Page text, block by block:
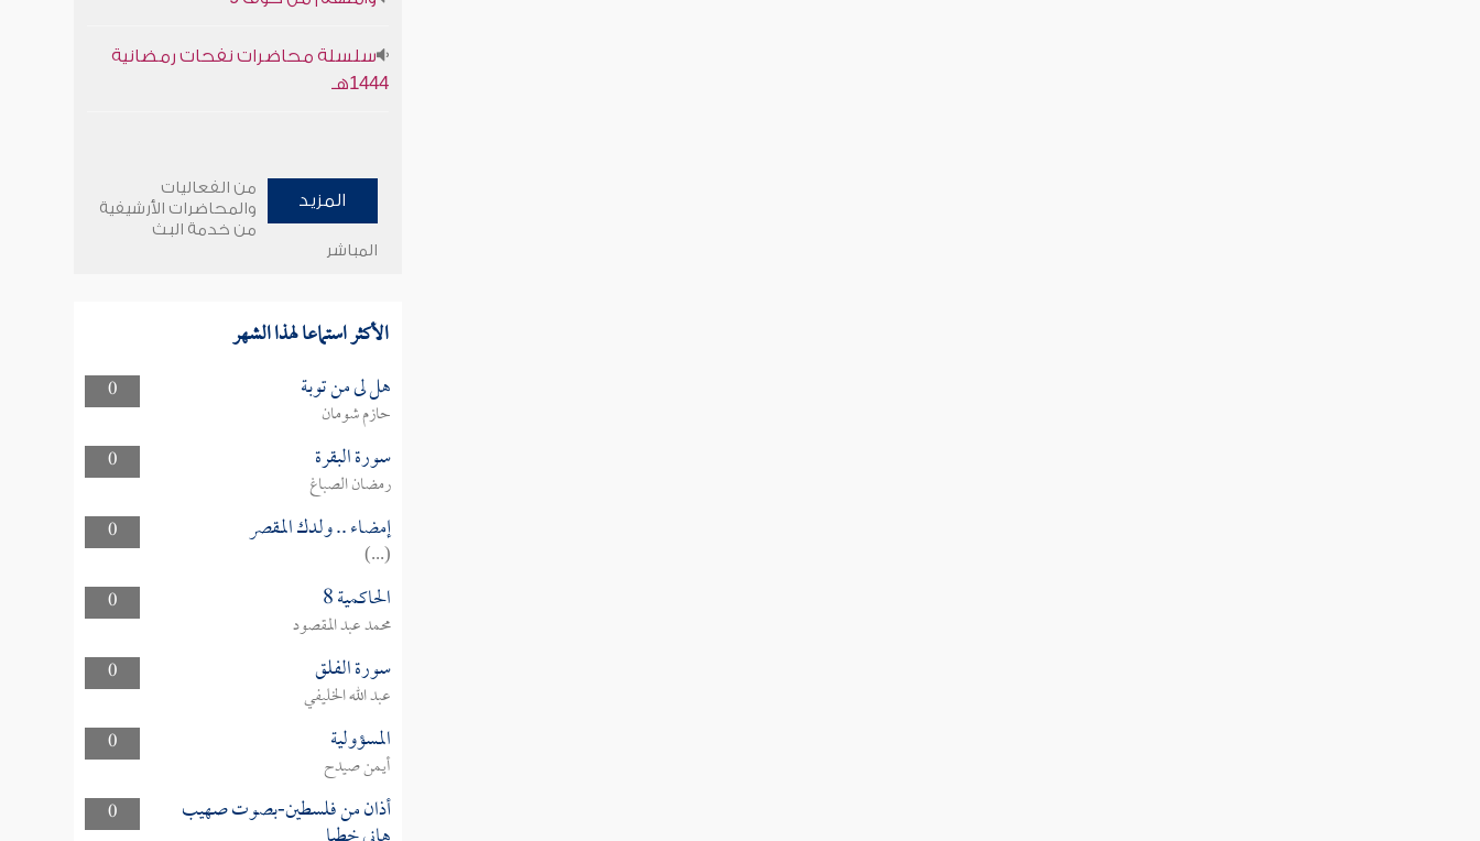
سلسلة محاضرات نفحات رمضانية
1444هـ
المزيد
من الفعاليات
والمحاضرات الأرشيفية
من خدمة البث
المباشر
الأكثر استماعا لهذا الشهر
0 هل لى من توبة
حازم شومان
0
سورة البقرة
رمضان الصباغ
0
إمضاء .. ولدك المقصر
(...)
0
الحاكمية 8
محمد عبد المقصود
0
سورة الفلق
عبد الله الخليفي
0
المسؤولية
أيمن صيدح
0
أذان من فلسطين-بصوت صهيب